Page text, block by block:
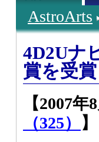
AstroArts
4D2Uナ
賞を受賞
【2007年
（325）
】